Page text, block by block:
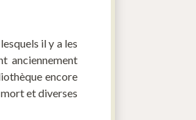
il y a les
anciennement
encore
et diverses